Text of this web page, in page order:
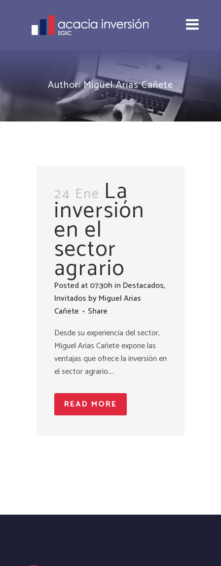
Author: Miguel Arias Cañete
24 Ene La
inversión
en el
sector
agrario
Posted at 07:30h in Destacados,
Invitados byMiguel Arias
Cañete
Share
Desde su experiencia del sector,
Miguel Arias Cañete expone las
ventajas que ofrece la inversión en
el sector agrario....
READ MORE